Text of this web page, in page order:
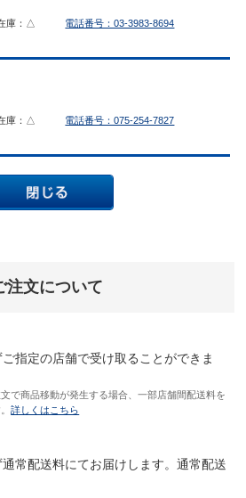
庫：△ 電話番号：03-3983-8694
庫：△ 電話番号：075-254-7827
注文について
指定の店舗で受け取ることができま
で商品移動が発生する場合、一部店舗間配送料を
詳しくはこちら
常配送料にてお届けします。通常配送